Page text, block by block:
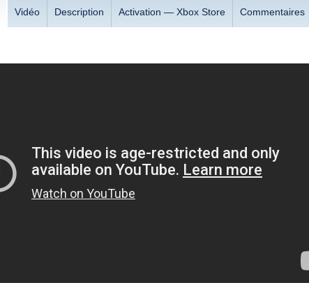
Vidéo Description Activation — Хbox Store Commentaires